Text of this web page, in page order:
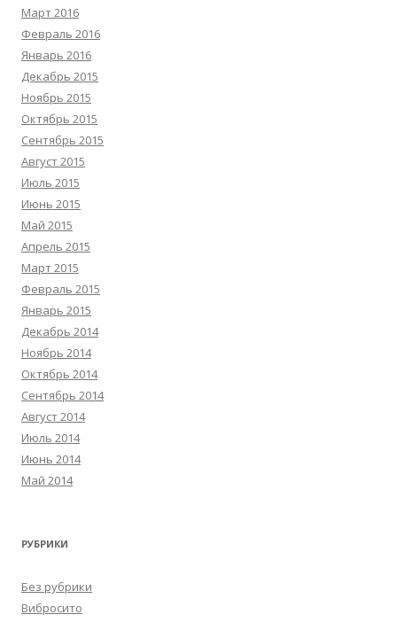
Март 2016
Февраль 2016
Январь 2016
Декабрь 2015
Ноябрь 2015
Октябрь 2015
Сентябрь 2015
Август 2015
Июль 2015
Июнь 2015
Май 2015
Апрель 2015
Март 2015
Февраль 2015
Январь 2015
Декабрь 2014
Ноябрь 2014
Октябрь 2014
Сентябрь 2014
Август 2014
Июль 2014
Июнь 2014
Май 2014
РУБРИКИ
Без рубрики
Вибросито